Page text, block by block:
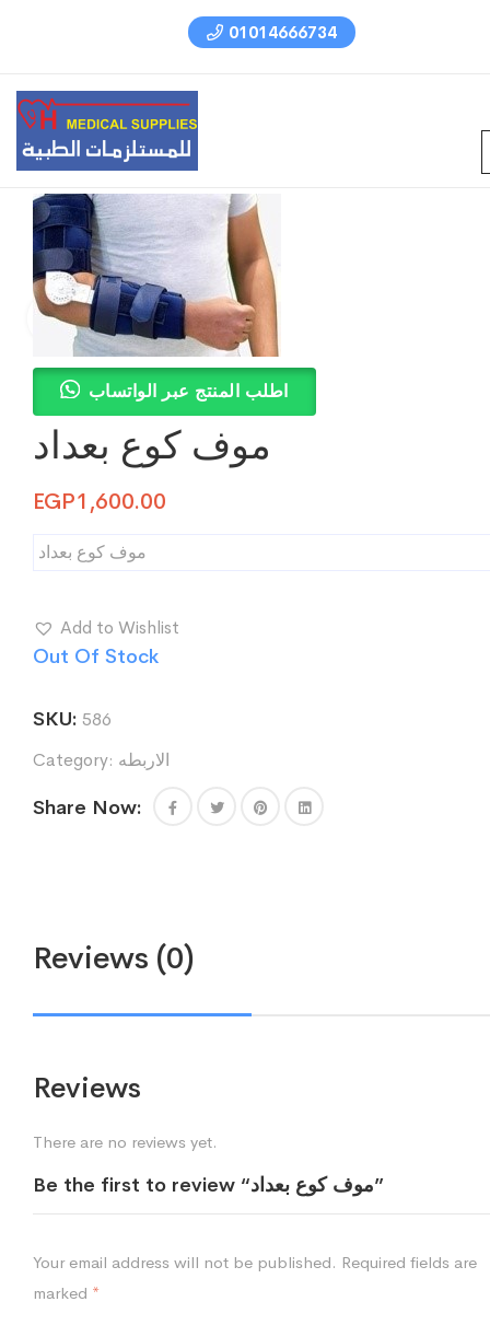
01014666734
اطلب المنتج عبر الواتساب
موف كوع بعداد
EGP1,600.00
موف كوع بعداد
Add to Wishlist
Out Of Stock
SKU: 586
Category: الاربطه
Share Now:
Reviews (0)
Reviews
There are no reviews yet.
Be the first to review “موف كوع بعداد”
Your email address will not be published. Required fields are
marked *